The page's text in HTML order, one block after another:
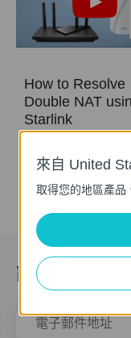
How to Resolve
Double NAT
Starlink
訂閱
電子郵件地址
來自 United
取得您的地區產品